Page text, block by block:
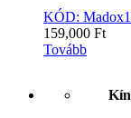
KÓD:
159,000 Ft
Tovább